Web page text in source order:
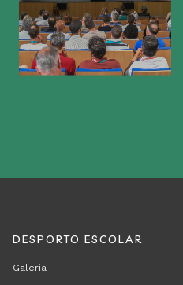
REGION
FOOTER
RODAPÉ
DESPORTO ESCOLAR
Galeria